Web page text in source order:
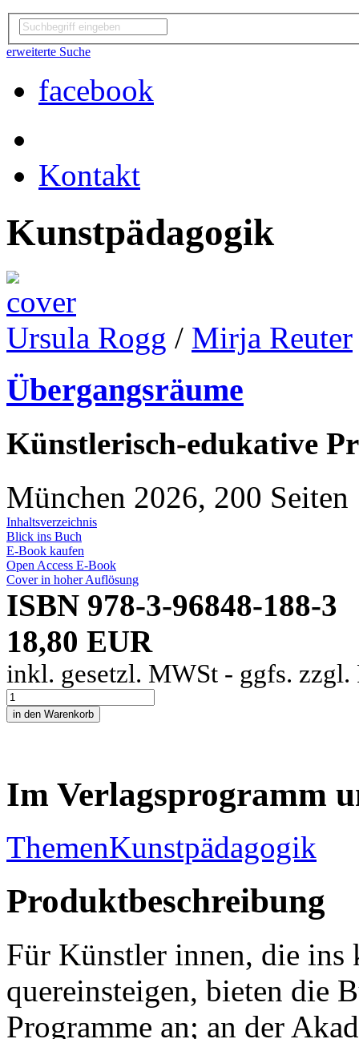
erweiterte Suche
facebook
Kontakt
Kunstpädagogik
Ursula Rogg / Mirja Reuter
Übergangsräume
Künstlerisch-edukative
München 2026, 200 Seiten
Inhaltsverzeichnis
Blick ins Buch
E-Book kaufen
Open Access E-Book
Cover in hoher Auflösung
ISBN 978-3-96848-188-3
18,80 EUR
inkl. gesetzl. MWSt - ggfs. zzgl.
Im Verlagsprogramm
ThemenKunstpädagogik
Produktbeschreibung
Für Künstler innen, die ins
quereinsteigen, bieten die
Programme an; an der